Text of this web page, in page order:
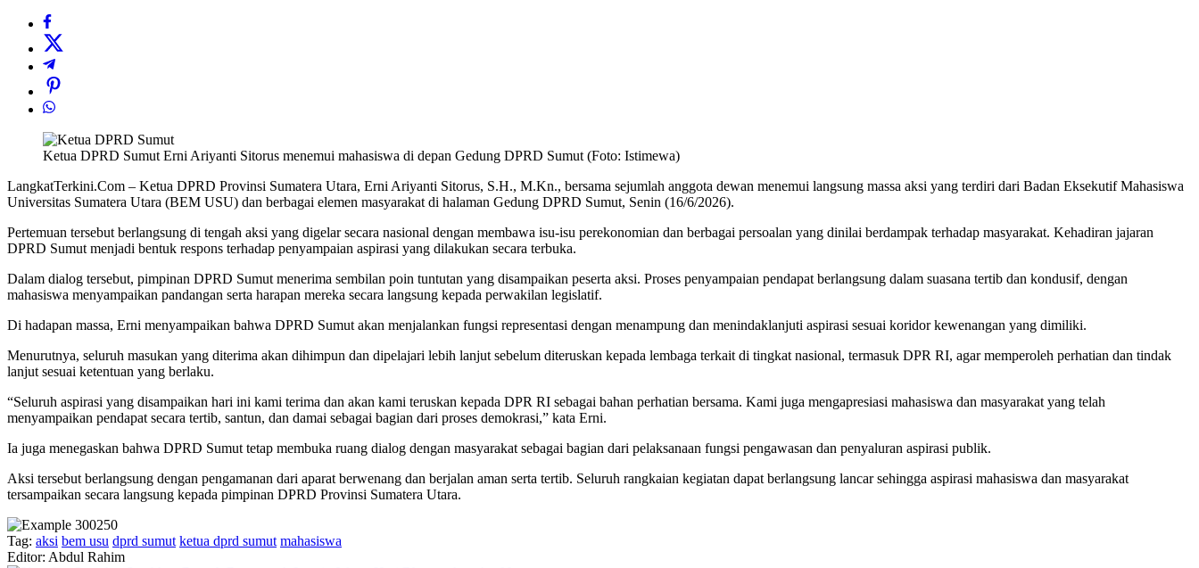
Ketua DPRD Sumut Erni Ariyanti Sitorus menemui mahasiswa di depan Gedung DPRD Sumut (Foto: Istimewa)
LangkatTerkini.Com – Ketua DPRD Provinsi Sumatera Utara, Erni Ariyanti Sitorus, S.H., M.Kn., bersama sejumlah anggota dewan menemui langsung massa aksi yang terdiri dari Badan Eksekutif Mahasiswa
Universitas Sumatera Utara (BEM USU) dan berbagai elemen masyarakat di halaman Gedung DPRD Sumut, Senin (16/6/2026).
Pertemuan tersebut berlangsung di tengah aksi yang digelar secara nasional dengan membawa isu-isu perekonomian dan berbagai persoalan yang dinilai berdampak terhadap masyarakat. Kehadiran jajaran
DPRD Sumut menjadi bentuk respons terhadap penyampaian aspirasi yang dilakukan secara terbuka.
Dalam dialog tersebut, pimpinan DPRD Sumut menerima sembilan poin tuntutan yang disampaikan peserta aksi. Proses penyampaian pendapat berlangsung dalam suasana tertib dan kondusif, dengan
mahasiswa menyampaikan pandangan serta harapan mereka secara langsung kepada perwakilan legislatif.
Di hadapan massa, Erni menyampaikan bahwa DPRD Sumut akan menjalankan fungsi representasi dengan menampung dan menindaklanjuti aspirasi sesuai koridor kewenangan yang dimiliki.
Menurutnya, seluruh masukan yang diterima akan dihimpun dan dipelajari lebih lanjut sebelum diteruskan kepada lembaga terkait di tingkat nasional, termasuk DPR RI, agar memperoleh perhatian dan tindak
lanjut sesuai ketentuan yang berlaku.
“Seluruh aspirasi yang disampaikan hari ini kami terima dan akan kami teruskan kepada DPR RI sebagai bahan perhatian bersama. Kami juga mengapresiasi mahasiswa dan masyarakat yang telah
menyampaikan pendapat secara tertib, santun, dan damai sebagai bagian dari proses demokrasi,” kata Erni.
Ia juga menegaskan bahwa DPRD Sumut tetap membuka ruang dialog dengan masyarakat sebagai bagian dari pelaksanaan fungsi pengawasan dan penyaluran aspirasi publik.
Aksi tersebut berlangsung dengan pengamanan dari aparat berwenang dan berjalan aman serta tertib. Seluruh rangkaian kegiatan dapat berlangsung lancar sehingga aspirasi mahasiswa dan masyarakat
tersampaikan secara langsung kepada pimpinan DPRD Provinsi Sumatera Utara.
Tag: aksi bem usu dprd sumut ketua dprd sumut mahasiswa
Editor: Abdul Rahim